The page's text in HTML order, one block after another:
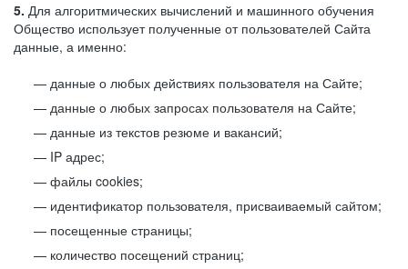
5. Для алгоритмических вычислений и машинного обучения
Общество использует полученные от пользователей Сайта
данные, а именно:
данные о любых действиях пользователя на Сайте;
данные о любых запросах пользователя на Сайте;
данные из текстов резюме и вакансий;
IP адрес;
файлы cookies;
идентификатор пользователя, присваиваемый сайтом;
посещенные страницы;
количество посещений страниц;